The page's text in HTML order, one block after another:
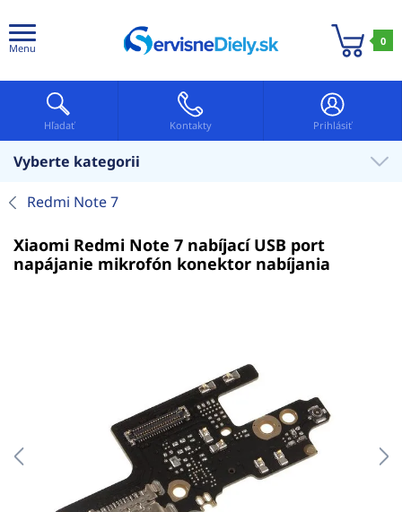
Menu
0
Hľadať Kontakty Prihlásiť
Vyberte kategorii
Redmi Note 7
Xiaomi Redmi Note 7 nabíjací USB port
napájanie mikrofón konektor nabíjania